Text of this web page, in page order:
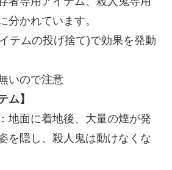
分かれています。
テムの投げ捨て)で効果を発動
いので注意
ム】
地面に着地後、大量の煙が発
を隠し、殺人鬼は動けなくな